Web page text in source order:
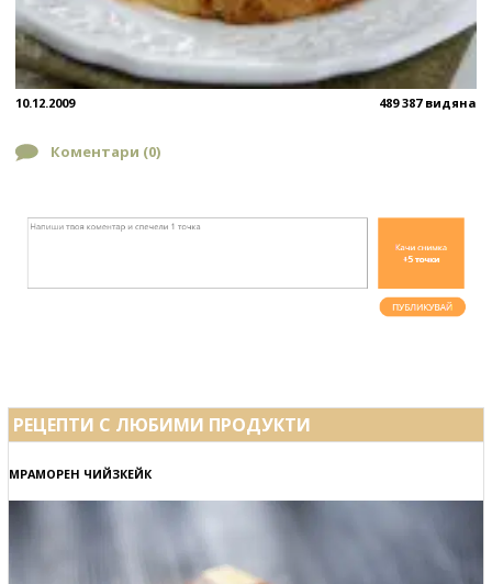
10.12.2009 489 387 видяна
Коментари (0)
РЕЦЕПТИ С ЛЮБИМИ ПРОДУКТИ
МРАМОРЕН ЧИЙЗКЕЙК